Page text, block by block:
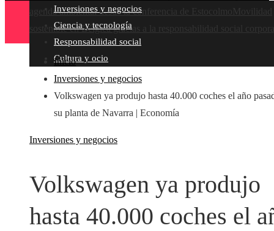
agenda ambiental desde la conferencia de Estocolmo
sostenible en Bélgica gracias a la responsabilidad social
Inversiones y negocios
Ciencia y tecnología
Responsabilidad social
Cultura y ocio
Inicio
Inversiones y negocios
Volkswagen ya produjo hasta 40.000 coches el año
su planta de Navarra | Economía
Inversiones y negocios
Volkswagen ya produjo
hasta 40.000 coches el